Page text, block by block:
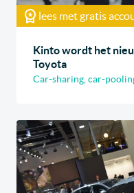
lees met gratis
Kinto wordt het
Toyota
Car-sharing, car-